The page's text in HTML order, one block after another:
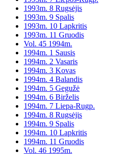
1993m. 8 Rugsėjis
1993m. 9 Spalis
1993m. 10 Lapkritis
1993m. 11 Gruodis
Vol. 45 1994m.
1994m. 1 Sausis
1994m. 2 Vasaris
1994m. 3 Kovas
1994m. 4 Balandis
1994m. 5 Gegužė
1994m. 6 Birželis
1994m. 7 Liepa-Rugp.
1994m. 8 Rugsėjis
1994m. 9 Spalis
1994m. 10 Lapkritis
1994m. 11 Gruodis
Vol. 46 1995m.